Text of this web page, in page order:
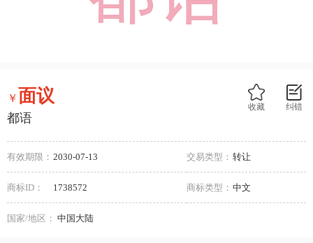
纠错
收藏
￥面议
都语
有效期限： 2030-07-13 交易类型： 转让
商标ID： 1738572 商标类型： 中文
国家/地区： 中国大陆